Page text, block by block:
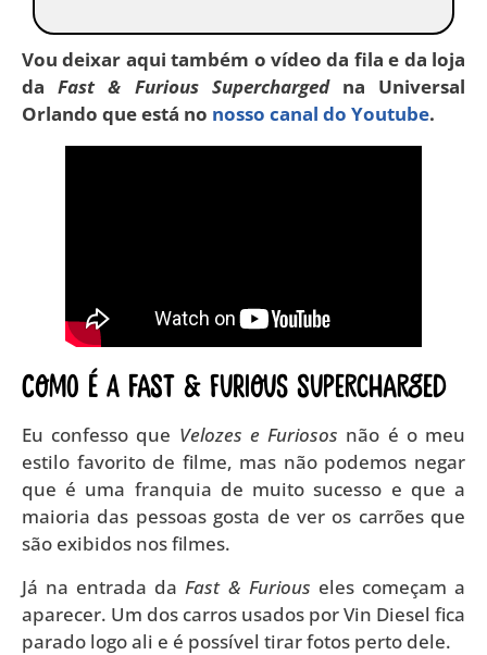
Vou deixar aqui também o vídeo da fila e da loja
daFast & Furious Superchargedna Universal
Orlando que está no nosso canal do Youtube.
Como é a Fast & Furious Supercharged
Eu confesso que Velozes e Furiosos não é o meu
estilo favorito de filme, mas não podemos negar
que é uma franquia de muito sucesso e que a
maioria das pessoas gosta de ver os carrões que
são exibidos nos filmes.
Já na entrada da Fast & Furious eles começam a
aparecer. Um dos carros usados por Vin Diesel fica
parado logo ali e é possível tirar fotos perto dele.